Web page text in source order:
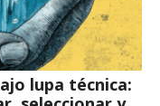
lupa técnica: